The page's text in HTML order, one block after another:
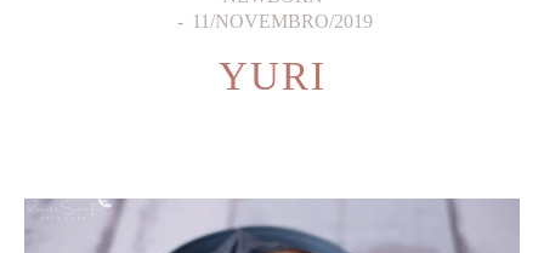
11/NOVEMBRO/2019
YURI